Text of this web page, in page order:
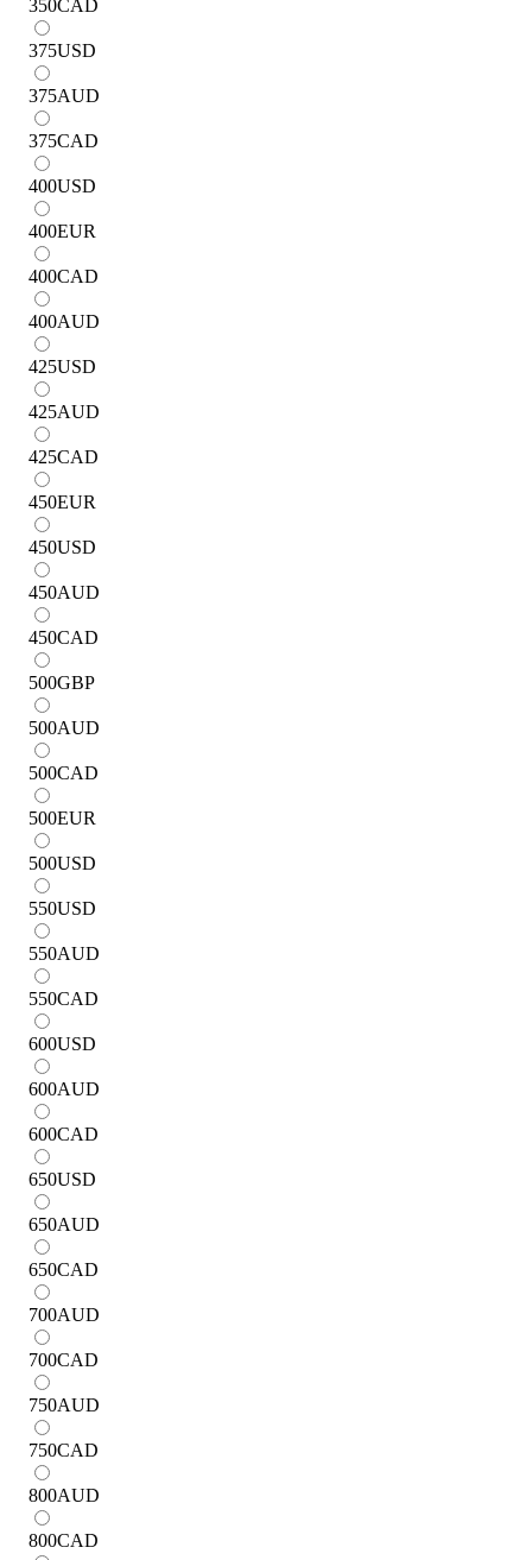
350CAD
375USD
375AUD
375CAD
400USD
400EUR
400CAD
400AUD
425USD
425AUD
425CAD
450EUR
450USD
450AUD
450CAD
500GBP
500AUD
500CAD
500EUR
500USD
550USD
550AUD
550CAD
600USD
600AUD
600CAD
650USD
650AUD
650CAD
700AUD
700CAD
750AUD
750CAD
800AUD
800CAD